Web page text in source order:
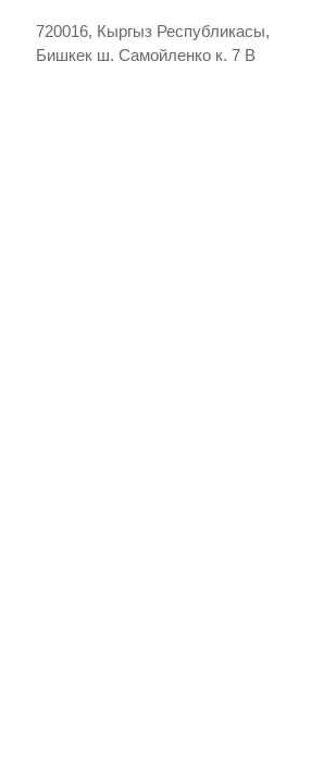
720016, Кыргыз Республикасы,
Бишкек ш. Самойленко к. 7 В